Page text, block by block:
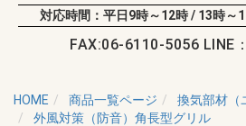
対応時間：平日9時～12時 / 13時
FAX:06-6110-5056 LINE：
HOME 商品一覧ページ
換気部材（
外風対策（防音）角長型グリル